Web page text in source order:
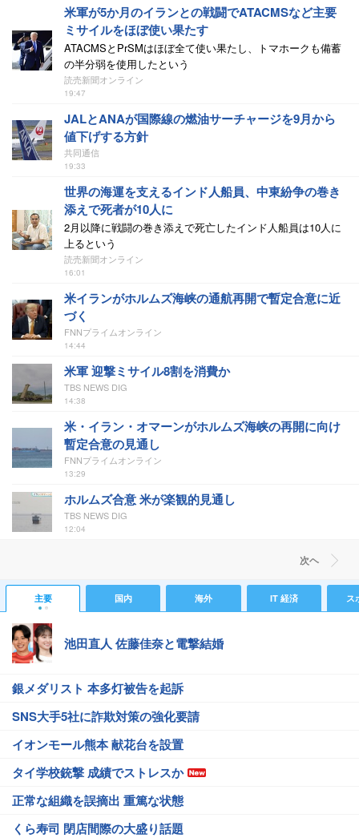
米軍が5か月のイランとの戦闘でATACMSなど主要
ミサイルをほぼ使い果たす
ATACMSとPrSMはほぼ全て使い果たし、トマホークも備蓄
の半分弱を使用したという
読売新聞オンライン
19:47
JALとANAが国際線の燃油サーチャージを9月から
値下げする方針
共同通信
19:33
世界の海運を支えるインド人船員、中東紛争の巻き
添えで死者が10人に
2月以降に戦闘の巻き添えで死亡したインド人船員は10人に
上るという
読売新聞オンライン
16:01
米イランがホルムズ海峡の通航再開で暫定合意に近
づく
FNNプライムオンライン
14:44
米軍 迎撃ミサイル8割を消費か
TBS NEWS DIG
14:38
米・イラン・オマーンがホルムズ海峡の再開に向け
暫定合意の見通し
FNNプライムオンライン
13:29
ホルムズ合意 米が楽観的見通し
TBS NEWS DIG
12:04
次ヘ
主要 国内 海外 IT 経済 ス
池田直人 佐藤佳奈と電撃結婚
銀メダリスト 本多灯被告を起訴
SNS大手5社に詐欺対策の強化要請
イオンモール熊本 献花台を設置
タイ学校銃撃 成績でストレスか
正常な組織を誤摘出 重篤な状態
くら寿司 閉店間際の大盛り話題